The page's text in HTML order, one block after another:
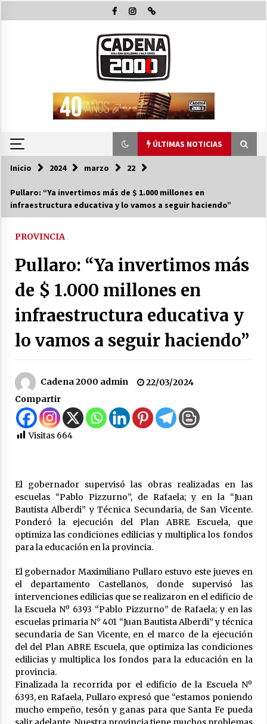
al
ÚLTIMAS NOTICIAS
ÚLTIMAS NOTICIAS
Pullaro y Michlig recorrieron y habiltaron
obras en C. Bossi y en 2 Rosas y La legua e
El Senado dio media sanción a la emergencia
07/08/2026
La Municipalidad de San Guillermo continúa
apostando a la capacitación permanente de
sus equipos de trabajo.
Autoridades provinciales y comunales
evaluaron proyectos de obras hídricas para
06/08/2026
Ceres: Se ordenó la prisión preventiva de un
hombre investigado por la sustracción de una
moto
05/08/2026
La Provincia cerró en Ceres la 1° ronda de
05/08/2026
Ceres: dictaron prisión preventiva a un
hombre por el abuso sexual de dos niñas de
su entorno familiar
04/08/2026
Arrufó fue sede de una Jornada de
Capacita»
04/08/2026
El CER N° 363 de Hersilia recibió un aporte
Inicio 2024 marzo 22
Pullaro: “Ya invertimos más de $ 1.000 millones en
infraestructura educativa y lo vamos a seguir haciendo”
PROVINCIA
Pullaro: “Ya invertimos más
de $ 1.000 millones en
infraestructura educativa y
lo vamos a seguir haciendo”
Cadena 2000 admin
22/03/2024
Compartir
Visitas 664
El gobernador supervisó las obras realizadas en las
escuelas “Pablo Pizzurno”, de Rafaela; y en la “Juan
Bautista Alberdi” y Técnica Secundaria, de San Vicente.
Ponderó la ejecución del Plan ABRE Escuela, que
optimiza las condiciones edilicias y multiplica los fondos
para la educación en la provincia.
El gobernador Maximiliano Pullaro estuvo este jueves en
el departamento Castellanos, donde supervisó las
intervenciones edilicias que se realizaron en el edificio de
la Escuela Nº 6393 “Pablo Pizzurno” de Rafaela; y en las
escuelas primaria N° 401 “Juan Bautista Alberdi” y técnica
secundaria de San Vicente, en el marco de la ejecución
del del Plan ABRE Escuela, que optimiza las condiciones
edilicias y multiplica los fondos para la educación en la
provincia.
Finalizada la recorrida por el edificio de la Escuela Nº
6393, en Rafaela, Pullaro expresó que “estamos poniendo
mucho empeño, tesón y ganas para que Santa Fe pueda